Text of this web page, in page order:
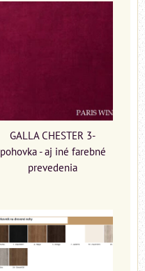
GALLA CHESTER 3-
pohovka - aj iné farebné
prevedenia